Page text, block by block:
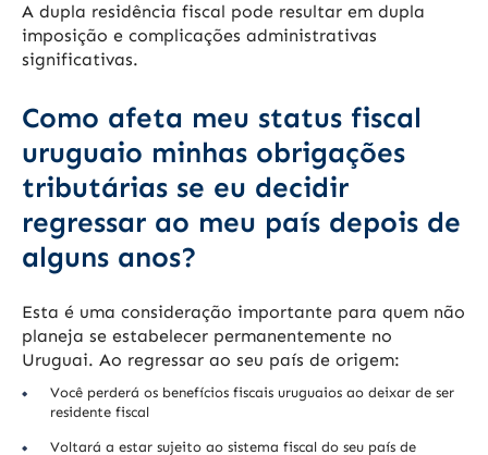
A dupla residência fiscal pode resultar em dupla
imposição e complicações administrativas
significativas.
Como afeta meu status fiscal
uruguaio minhas obrigações
tributárias se eu decidir
regressar ao meu país depois de
alguns anos?
Esta é uma consideração importante para quem não
planeja se estabelecer permanentemente no
Uruguai. Ao regressar ao seu país de origem:
Você perderá os benefícios fiscais uruguaios ao deixar de ser
residente fiscal
Voltará a estar sujeito ao sistema fiscal do seu país de